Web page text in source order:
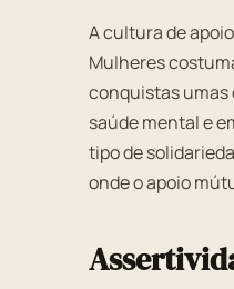
A cultura de
Mulheres
conquistas umas
saúde mental e
tipo de
onde o apoio